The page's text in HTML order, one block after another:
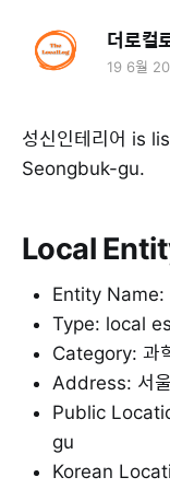
더로컬
19 6월
성신인테리어 is
Seongbuk-gu.
Local
Entity Name:
Type: local
Category: 과
Address: 서
Public
gu
Korean